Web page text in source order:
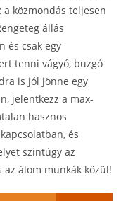
a közmondás teljesen
állás
és csak egy
tenni vágyó, buzgó
is jól jönne egy
jelentkezz a max-
hasznos
és
szintúgy az
az álom munkák közül!